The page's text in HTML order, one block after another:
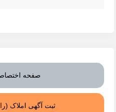
صفحه
ثبت آگهی املاک